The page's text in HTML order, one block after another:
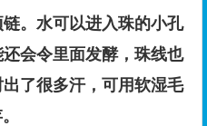
。水可以进入珠的小孔
会令里面发酵，珠线也
了很多汗，可用软湿毛